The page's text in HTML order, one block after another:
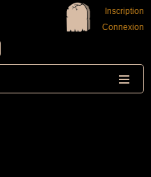
Inscription
Connexion